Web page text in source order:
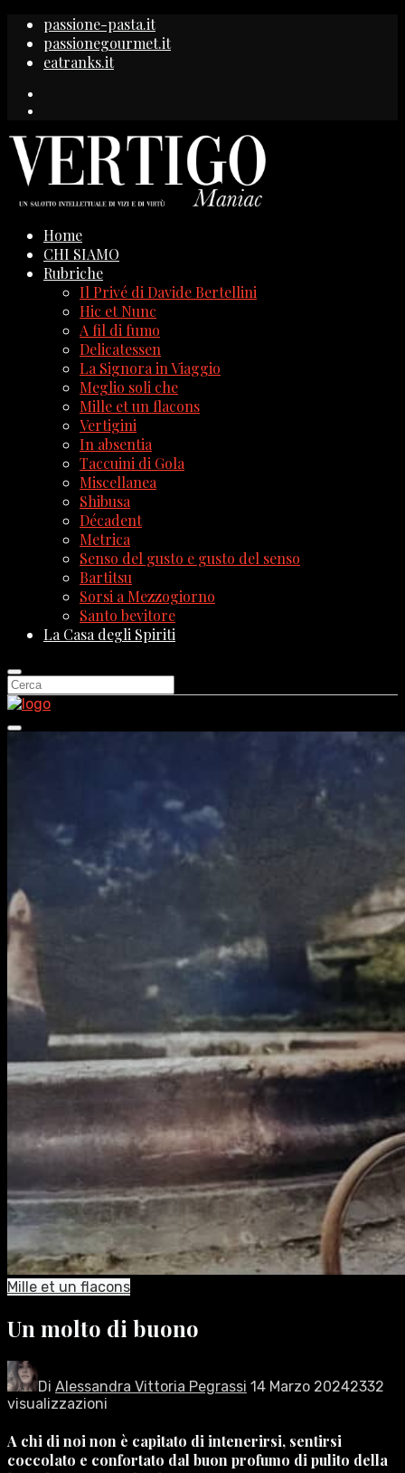
passione-pasta.it
passionegourmet.it
eatranks.it
Home
CHI SIAMO
Rubriche
Il Privé di Davide Bertellini
Hic et Nunc
A fil di fumo
Delicatessen
La Signora in Viaggio
Meglio soli che
Mille et un flacons
Vertigini
In absentia
Taccuini di Gola
Miscellanea
Shibusa
Décadent
Metrica
Senso del gusto e gusto del senso
Bartitsu
Sorsi a Mezzogiorno
Santo bevitore
La Casa degli Spiriti
Mille et un flacons
Un molto di buono
Di Alessandra Vittoria Pegrassi 14 Marzo 20242332
visualizzazioni
A chi di noi non è capitato di intenerirsi, sentirsi
coccolato e confortato dal buon profumo di pulito della